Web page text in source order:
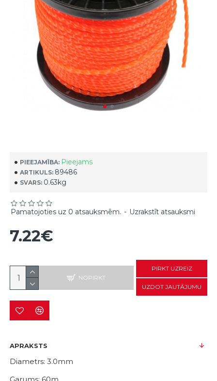
PIEEJAMĪBA: Pieejams
ARTIKULS: 89486
SVARS: 0.63kg
Pamatojoties uz 0 atsauksmēm. - Uzrakstīt atsauksmi
7.22€
NOPIRKT
PIRKT UZREIZ
UZDOT JAUTĀJUMU
APRAKSTS
Diametrs: 3.0mm